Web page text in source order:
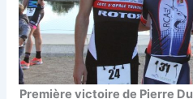
Première victoire de Pierre Du